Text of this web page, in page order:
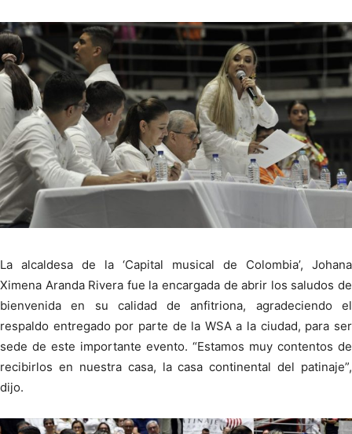
La alcaldesa de la ‘Capital musical de Colombia’, Johana
Ximena Aranda Rivera fue la encargada de abrir los saludos de
bienvenida en su calidad de anfitriona, agradeciendo el
respaldo entregado por parte de la WSA a la ciudad, para ser
sede de este importante evento. “Estamos muy contentos de
recibirlos en nuestra casa, la casa continental del patinaje”,
dijo.